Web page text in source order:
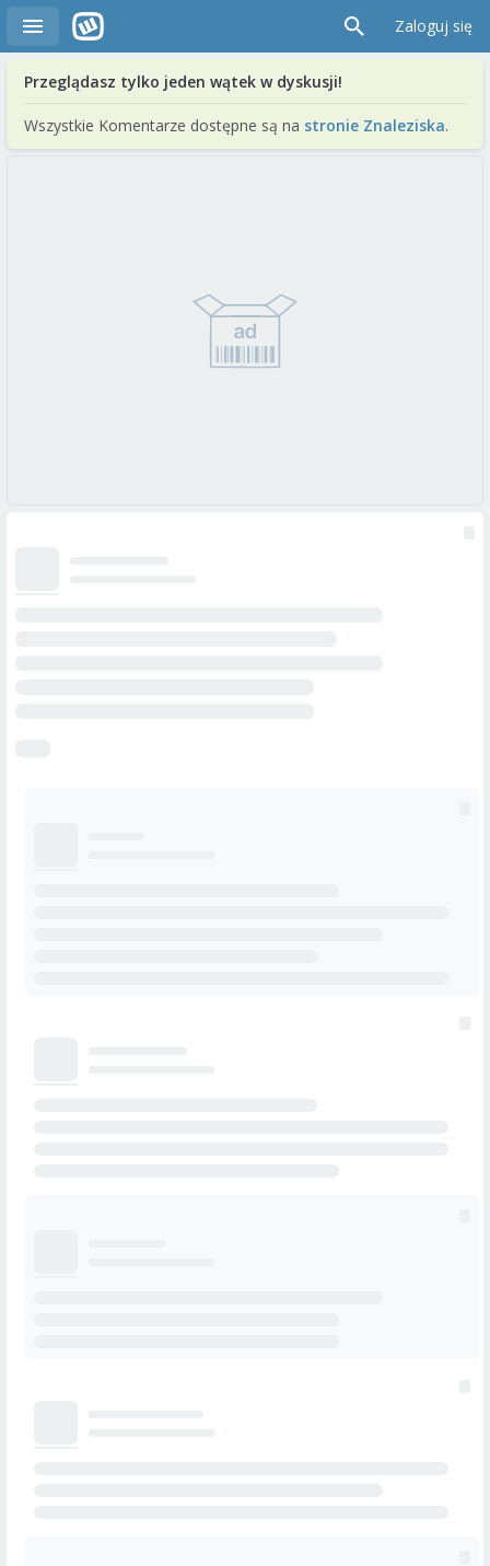
Zaloguj się
Przeglądasz tylko jeden wątek w dyskusji!
Wszystkie Komentarze dostępne są na stronie Znaleziska.